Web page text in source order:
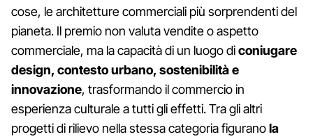
cose, le architetture commerciali più sorprendenti del
pianeta. Il premio non valuta vendite o aspetto
commerciale, ma la capacità di un luogo diconiugare
design, contesto urbano, sostenibilità e
innovazione, trasformando il commercio in
esperienza culturale a tutti gli effetti. Tra gli altri
progetti di rilievo nella stessa categoria figuranola